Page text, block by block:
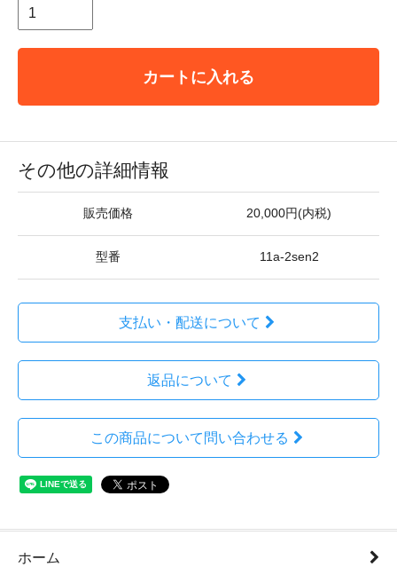
カートに入れる
その他の詳細情報
販売価格 20,000円(内税)
型番 11a-2sen2
支払い・配送について
返品について
この商品について問い合わせる
ホーム